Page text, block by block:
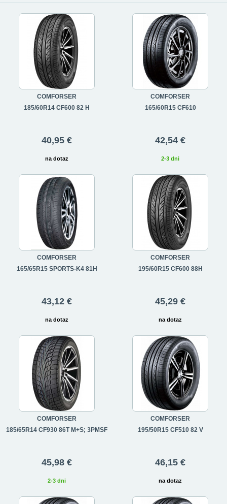
COMFORSER
185/60R14 CF600 82 H
40,95 €
na dotaz
COMFORSER
165/60R15 CF610
42,54 €
2-3 dni
COMFORSER
165/65R15 SPORTS-K4 81H
43,12 €
na dotaz
COMFORSER
195/60R15 CF600 88H
45,29 €
na dotaz
COMFORSER
185/65R14 CF930 86T M+S; 3PMSF
45,98 €
2-3 dni
COMFORSER
195/50R15 CF510 82 V
46,15 €
na dotaz